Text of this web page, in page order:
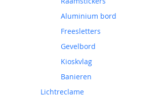
Aluminium bord
Freesletters
Gevelbord
Kioskvlag
Banieren
Lichtreclame